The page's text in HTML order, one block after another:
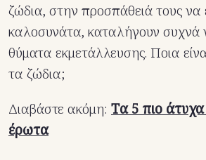
ζώδια, στην προσπάθειά τους να
καλοσυνάτα, καταλήγουν συχνά
θύματα εκμετάλλευσης. Ποια
τα ζώδια;
Διαβάστε ακόμη: Tα 5 πιο
έρωτα